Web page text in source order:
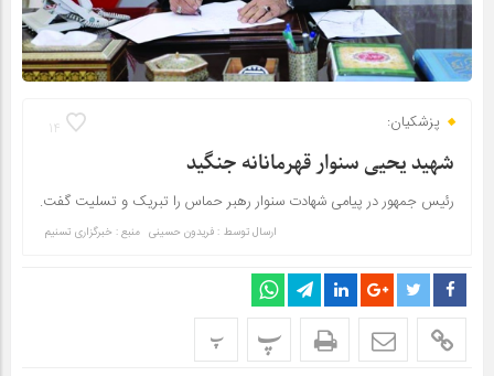
14 پزشکیان:
شهید یحیی سنوار قهرمانانه جنگید
رئیس جمهور در پیامی شهادت سنوار رهبر حماس را تبریک و تسلیت گفت.
ارسال توسط : فریدون حسینی منبع : خبرگزاری تسنیم
پ پ